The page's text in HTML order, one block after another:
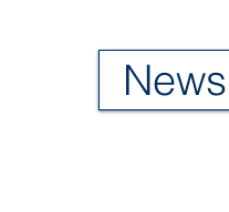
News